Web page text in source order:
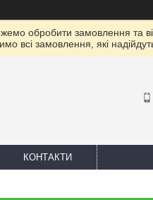
обробити замовлення та
всі замовлення, які
КОНТАКТИ